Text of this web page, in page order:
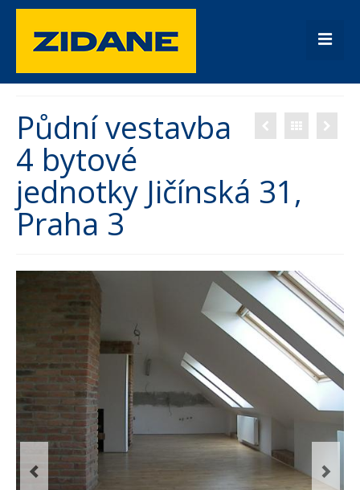
Fasády
Rekonstrukce
Rodinné domy
Kontakt
Půdní vestavba
4 bytové
jednotky Jičínská 31,
Praha 3